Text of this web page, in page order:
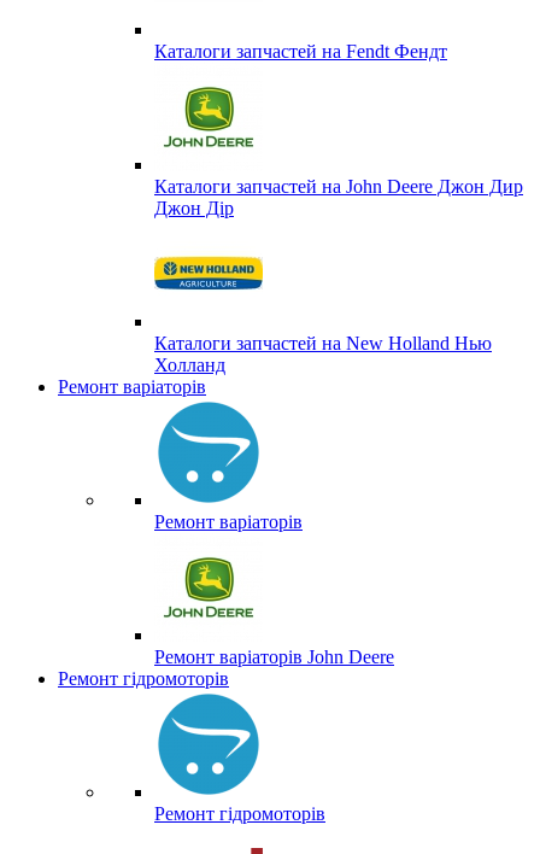
Каталоги запчастей на Fendt Фендт
Каталоги запчастей на John Deere Джон Дир
Джон Дір
Каталоги запчастей на New Holland Нью
Холланд
Ремонт варіаторів
Ремонт варіаторів
Ремонт варіаторів John Deere
Ремонт гідромоторів
Ремонт гідромоторів